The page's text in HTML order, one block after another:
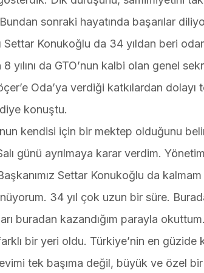
sonraki hayatında başarılar
Settar Konukoğlu da 34 yıldan beri
8 yılını da GTO’nun kalbi olan genel
Oda’ya verdiği katkılardan
konuştu.
kendisi için bir mektep olduğunu
günü ayrılmaya karar verdim.
Settar Konukoğlu da
34 yıl çok uzun bir süre.
buradan kazandığım parayla
bir yeri oldu. Türkiye’nin en
tek başıma değil, büyük ve özel